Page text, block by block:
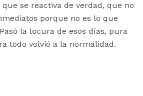
se reactiva de verdad, que no
porque no es lo que
la locura de esos días, pura
todo volvió a la normalidad.